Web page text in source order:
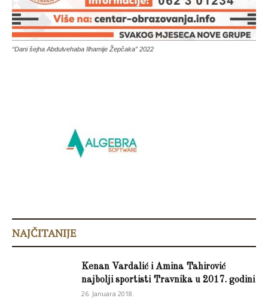
“Dani šejha Abdulvehaba Ilhamije Žepčaka” 2022
NAJČITANIJE
Kenan Vardalić i Amina Tahirović
najbolji sportisti Travnika u 2017. godini
26. Januara 2018.